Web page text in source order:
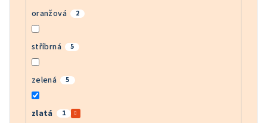
oranžová 2
stříbrná 5
zelená 5
zlatá 1